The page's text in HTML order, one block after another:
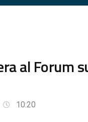
al Forum
10:20